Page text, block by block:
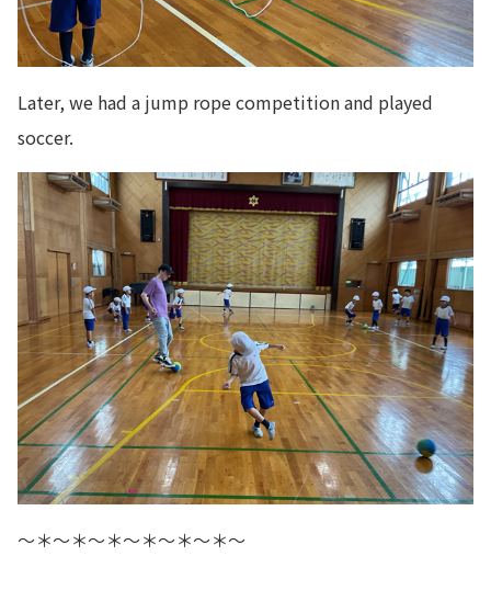
Later, we had a jump rope competition and played
soccer.
～＊～＊～＊～＊～＊～＊～